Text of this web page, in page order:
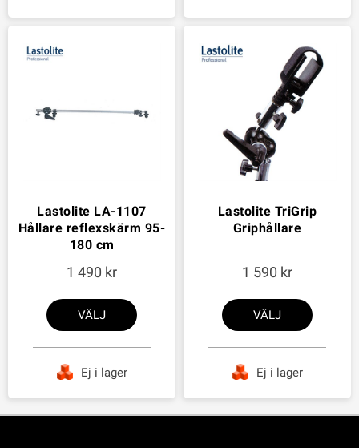
Lastolite LA-1107
Hållare reflexskärm 95-
180 cm
1 490
VÄLJ
Ej i lager
Lastolite TriGrip
Griphållare
1 590
VÄLJ
Ej i lager